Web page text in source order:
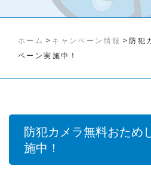
ホーム > キャンペーン情報 >防犯
ペーン実施中！
防犯カメラ無料おため
施中！